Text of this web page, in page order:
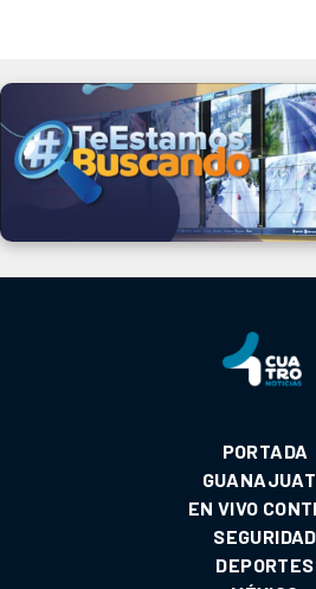
PORTADA
EN VIVO
SEGURIDAD
DEPORTES